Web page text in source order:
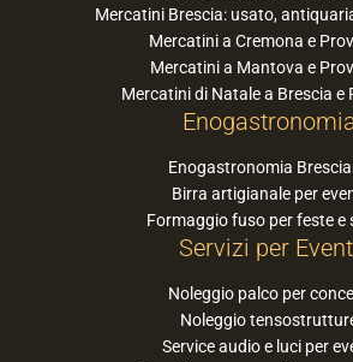
Mercatini Brescia: usato,
Mercatini a Cremona e
Mercatini a Mantova e
Mercatini di Natale a Brescia e
Enogastronomia
Birra artigianale per
Formaggio fuso per feste e
Servizi per
Noleggio palco per
Noleggio
Service audio e luci per